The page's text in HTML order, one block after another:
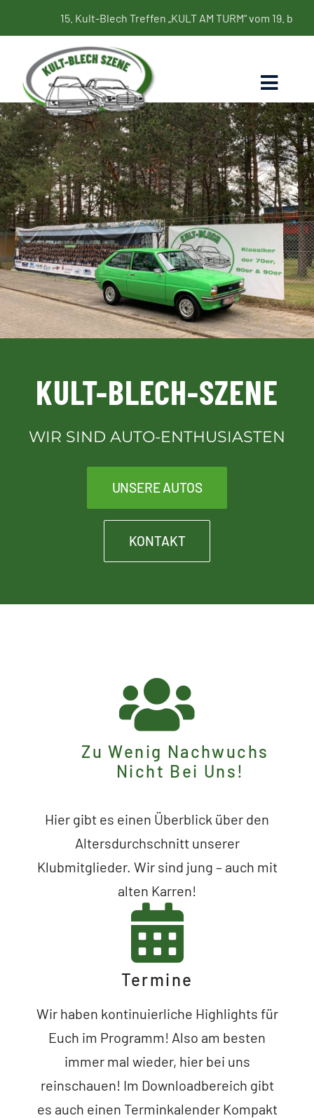
Inhalt
springen
15. Kult-Blech Treffen „KULT AM TURM“ vom 19. bis 21. Juni
Home
Termine
Bildergalerie
Kultbleche
Blog
Kontakt
Kult-Blech-Shop für Vereinsmitglieder
KULT-BLECH-SZENE
WIR SIND AUTO-ENTHUSIASTEN
UNSERE AUTOS
KONTAKT
Zu Wenig Nachwuchs
Nicht Bei Uns!
Hier gibt es einen Überblick über den
Altersdurchschnitt unserer
Klubmitglieder. Wir sind jung – auch mit
alten Karren!
Termine
Wir haben kontinuierliche Highlights für
Euch im Programm! Also am besten
immer mal wieder, hier bei uns
reinschauen! Im Downloadbereich gibt
es auch einen Terminkalender Kompakt